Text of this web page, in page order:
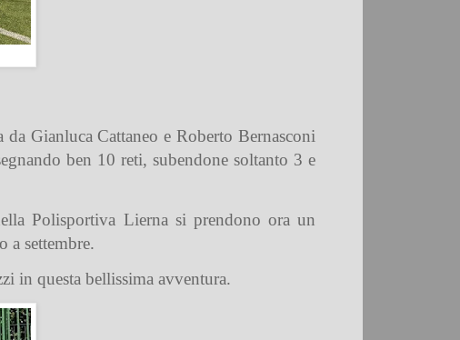
Gianluca Cattaneo e Roberto Bernasconi
ben 10 reti, subendone soltanto 3 e
Polisportiva Lierna si prendono ora un
a settembre.
in questa bellissima avventura.